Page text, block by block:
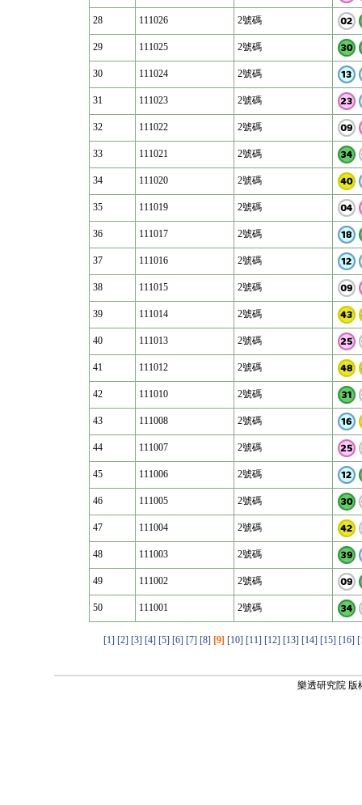
28 111026 2號碼
29 111025 2號碼
30 111024 2號碼
31 111023 2號碼
32 111022 2號碼
33 111021 2號碼
34 111020 2號碼
35 111019 2號碼
36 111017 2號碼
37 111016 2號碼
38 111015 2號碼
39 111014 2號碼
40 111013 2號碼
41 111012 2號碼
42 111010 2號碼
43 111008 2號碼
44 111007 2號碼
45 111006 2號碼
46 111005 2號碼
47 111004 2號碼
48 111003 2號碼
49 111002 2號碼
50 111001 2號碼
[1] [2] [3] [4] [5] [6] [7] [8] [9] [10] [11] [12] [13] [14] [15] [16]
樂透研究院 版